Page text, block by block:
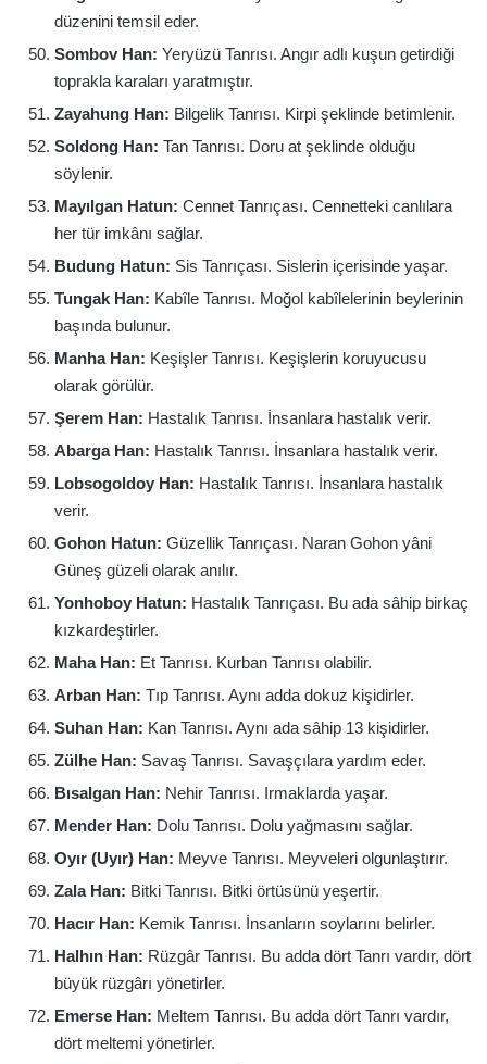
düzenini temsil eder.
Sombov Han: Yeryüzü Tanrısı. Angır adlı kuşun getirdiği
toprakla karaları yaratmıştır.
Zayahung Han: Bilgelik Tanrısı. Kirpi şeklinde betimlenir.
Soldong Han: Tan Tanrısı. Doru at şeklinde olduğu
söylenir.
Mayılgan Hatun: Cennet Tanrıçası. Cennetteki canlılara
her tür imkânı sağlar.
Budung Hatun: Sis Tanrıçası. Sislerin içerisinde yaşar.
Tungak Han: Kabîle Tanrısı. Moğol kabîlelerinin beylerinin
başında bulunur.
Manha Han: Keşişler Tanrısı. Keşişlerin koruyucusu
olarak görülür.
Şerem Han: Hastalık Tanrısı. İnsanlara hastalık verir.
Abarga Han: Hastalık Tanrısı. İnsanlara hastalık verir.
Lobsogoldoy Han: Hastalık Tanrısı. İnsanlara hastalık
verir.
Gohon Hatun: Güzellik Tanrıçası. Naran Gohon yâni
Güneş güzeli olarak anılır.
Yonhoboy Hatun: Hastalık Tanrıçası. Bu ada sâhip birkaç
kızkardeştirler.
Maha Han: Et Tanrısı. Kurban Tanrısı olabilir.
Arban Han: Tıp Tanrısı. Aynı adda dokuz kişidirler.
Suhan Han: Kan Tanrısı. Aynı ada sâhip 13 kişidirler.
Zülhe Han: Savaş Tanrısı. Savaşçılara yardım eder.
Bısalgan Han: Nehir Tanrısı. Irmaklarda yaşar.
Mender Han: Dolu Tanrısı. Dolu yağmasını sağlar.
Oyır (Uyır) Han: Meyve Tanrısı. Meyveleri olgunlaştırır.
Zala Han: Bitki Tanrısı. Bitki örtüsünü yeşertir.
Hacır Han: Kemik Tanrısı. İnsanların soylarını belirler.
Halhın Han: Rüzgâr Tanrısı. Bu adda dört Tanrı vardır, dört
büyük rüzgârı yönetirler.
Emerse Han: Meltem Tanrısı. Bu adda dört Tanrı vardır,
dört meltemi yönetirler.